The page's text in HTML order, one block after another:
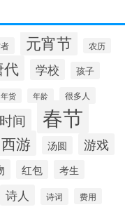
元宵节 农历
代 学校 孩子
年货 年龄 很多人
时间 春节
游 汤圆
游戏
红包 考生
诗人 诗词 费用